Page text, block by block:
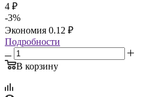
4 ₽
-3%
Экономия 0.12 ₽
Подробности
В корзину